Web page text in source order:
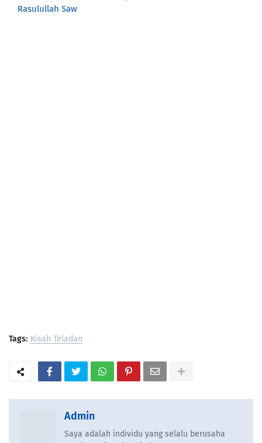
Rasulullah Saw
Tags: Kisah Teladan
Admin
Saya adalah individu yang selalu berusaha